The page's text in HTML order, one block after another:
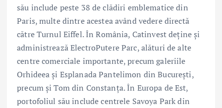
său include peste 38 de clădiri emblematice din
Paris, multe dintre acestea având vedere directă
către Turnul Eiffel. În România, Catinvest deține și
administrează ElectroPutere Parc, alături de alte
centre comerciale importante, precum galeriile
Orhideea și Esplanada Pantelimon din București,
precum și Tom din Constanța. În Europa de Est,
portofoliul său include centrele Savoya Park din